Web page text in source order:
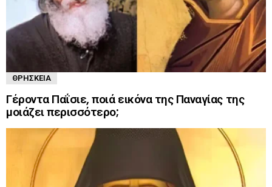
ΘΡΗΣΚΕΊΑ
Γέροντα Παΐσιε, ποιά εικόνα της Παναγίας της
μοιάζει περισσότερο;